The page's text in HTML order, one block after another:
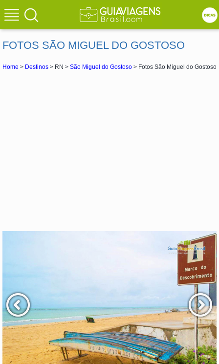
FOTOS SÃO MIGUEL DO GOSTOSO
Home > Destinos > RN > São Miguel do Gostoso > Fotos São Miguel do Gostoso